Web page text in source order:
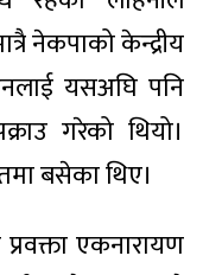
नेकपाको केन्द्रीय
यसअघि पनि
गरेको थियो।
बसेका थिए।
एकनारायण